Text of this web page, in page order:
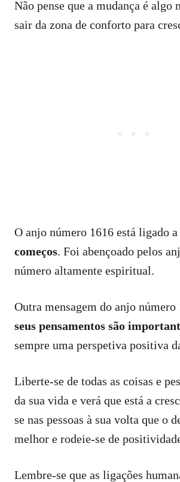
Não pense que a mudança é algo
sair da zona de conforto para
O anjo número 1616 está ligado a
começos. Foi abençoado pelos
número altamente espiritual.
Outra mensagem do anjo número
seus pensamentos são
sempre uma perspetiva positiva
Liberte-se de todas as coisas e
da sua vida e verá que está a
se nas pessoas à sua volta que o
melhor e rodeie-se de
Lembre-se que as ligações